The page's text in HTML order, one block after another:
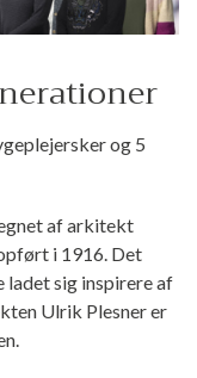
og 5
af arkitekt
i 1916. Det
ladet sig inspirere af
Ulrik Plesner er